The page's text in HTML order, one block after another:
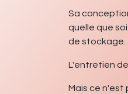
Sa
quelle que
de stockage.
L'entretien
Mais ce